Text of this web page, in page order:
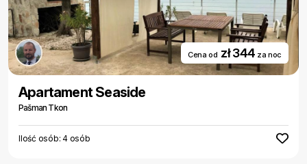
Cena od zł 344 za noc
Apartament Seaside
Pašman Tkon
Ilość osób: 4 osób